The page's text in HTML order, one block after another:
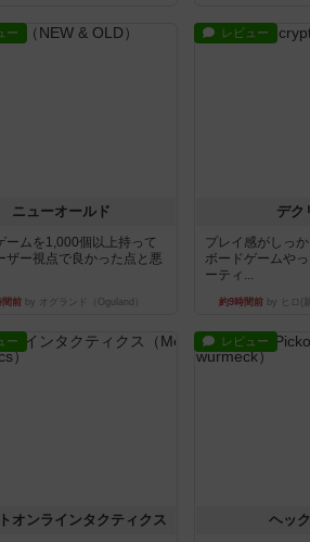
ー
ニューオールド
ームを1,000個以上持って
ザー視点で良かった点と悪
間前 by オグランド（Oguland）
レビュー
デク
プレイ感がしっ
ボードゲームや
ーティ...
約9時間前by ヒロ(
ー
オンラインタクティクス
レビュー
ヘッ